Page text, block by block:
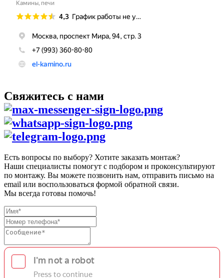
Свяжитесь с нами
Есть вопросы по выбору? Хотите заказать монтаж?
Наши специалисты помогут с подбором и проконсультируют
по монтажу. Вы можете позвонить нам, отправить письмо на
email или воспользоваться формой обратной связи.
Мы всегда готовы помочь!